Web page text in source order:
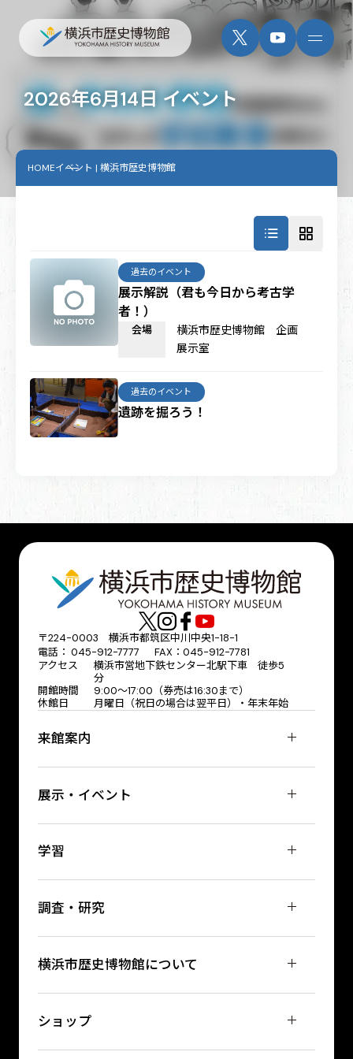
2026年6月14日 イベント
HOMEイベント | 横浜市歴史博物館
展示解説（君も今日から考古学
者！）
過去のイベント
会場
横浜市歴史博物館 企画
展示室
遺跡を掘ろう！
過去のイベント
〒224-0003 横浜市都筑区中川中央1-18-1
電話： 045-912-7777 FAX：045-912-7781
アクセス
横浜市営地下鉄センター北駅下車 徒歩5
分
開館時間
9:00〜17:00（券売は16:30まで）
休館日
月曜日（祝日の場合は翌平日）・年末年始
来館案内
展示・イベント
学習
調査・研究
横浜市歴史博物館について
ショップ